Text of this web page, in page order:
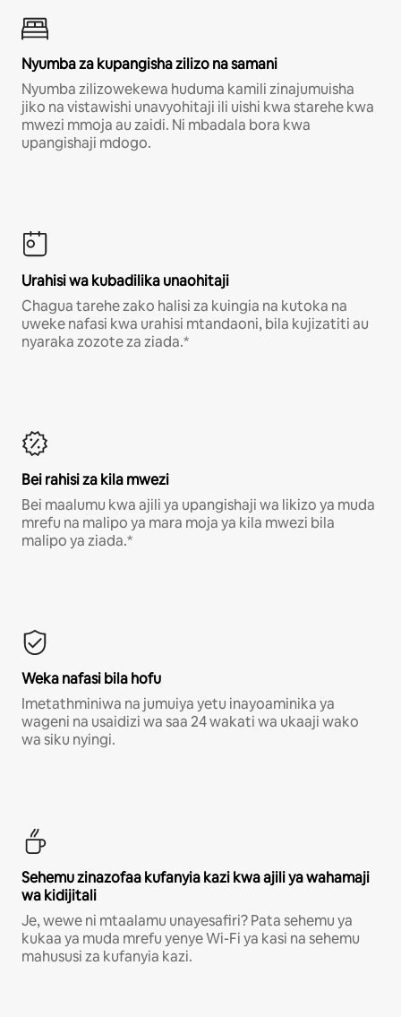
Nyumba za kupangisha zilizo na samani
Nyumba zilizowekewa huduma kamili zinajumuisha
jiko na vistawishi unavyohitaji ili uishi kwa starehe kwa
mwezi mmoja au zaidi. Ni mbadala bora kwa
upangishaji mdogo.
Urahisi wa kubadilika unaohitaji
Chagua tarehe zako halisi za kuingia na kutoka na
uweke nafasi kwa urahisi mtandaoni, bila kujizatiti au
nyaraka zozote za ziada.*
Bei rahisi za kila mwezi
Bei maalumu kwa ajili ya upangishaji wa likizo ya muda
mrefu na malipo ya mara moja ya kila mwezi bila
malipo ya ziada.*
Weka nafasi bila hofu
Imetathminiwa na jumuiya yetu inayoaminika ya
wageni na usaidizi wa saa 24 wakati wa ukaaji wako
wa siku nyingi.
Sehemu zinazofaa kufanyia kazi kwa ajili ya wahamaji
wa kidijitali
Je, wewe ni mtaalamu unayesafiri? Pata sehemu ya
kukaa ya muda mrefu yenye Wi-Fi ya kasi na sehemu
mahususi za kufanyia kazi.